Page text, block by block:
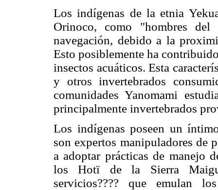
Los indígenas de la etnia
Orinoco, como "hombres del
navegación, debido a la
Esto posiblemente ha
insectos acuáticos. Esta
y otros invertebrados
comunidades Yanomami
principalmente invertebrados
Los indígenas poseen un
son expertos manipuladores de
a adoptar prácticas de manejo
los Hotï de la Sierra
servicios???? que emulan